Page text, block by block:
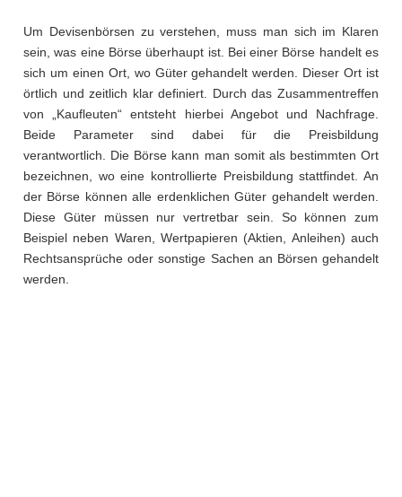
Um Devisenbörsen zu verstehen, muss man sich im Klaren
sein, was eine Börse überhaupt ist. Bei einer Börse handelt es
sich um einen Ort, wo Güter gehandelt werden. Dieser Ort ist
örtlich und zeitlich klar definiert. Durch das Zusammentreffen
von „Kaufleuten“ entsteht hierbei Angebot und Nachfrage.
Beide Parameter sind dabei für die Preisbildung
verantwortlich. Die Börse kann man somit als bestimmten Ort
bezeichnen, wo eine kontrollierte Preisbildung stattfindet. An
der Börse können alle erdenklichen Güter gehandelt werden.
Diese Güter müssen nur vertretbar sein. So können zum
Beispiel neben Waren, Wertpapieren (Aktien, Anleihen) auch
Rechtsansprüche oder sonstige Sachen an Börsen gehandelt
werden.